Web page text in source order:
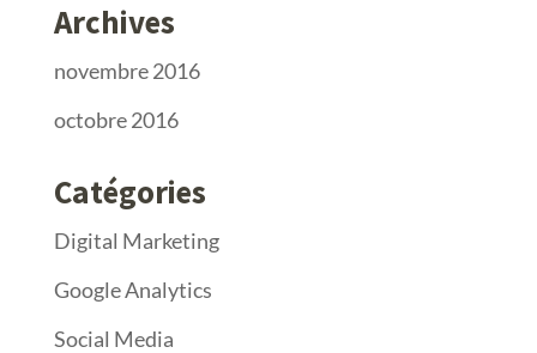
Archives
novembre 2016
octobre 2016
Catégories
Digital Marketing
Google Analytics
Social Media